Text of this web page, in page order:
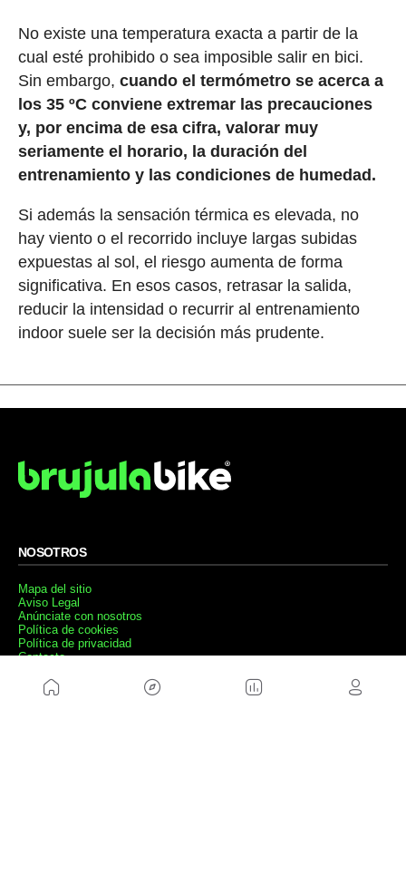
No existe una temperatura exacta a partir de la
cual esté prohibido o sea imposible salir en bici.
Sin embargo, cuando el termómetro se acerca a
los 35 ºC conviene extremar las precauciones
y, por encima de esa cifra, valorar muy
seriamente el horario, la duración del
entrenamiento y las condiciones de humedad.
Si además la sensación térmica es elevada, no
hay viento o el recorrido incluye largas subidas
expuestas al sol, el riesgo aumenta de forma
significativa. En esos casos, retrasar la salida,
reducir la intensidad o recurrir al entrenamiento
indoor suele ser la decisión más prudente.
NOSOTROS
Mapa del sitio
Aviso Legal
Anúnciate con nosotros
Política de cookies
Política de privacidad
Contacto